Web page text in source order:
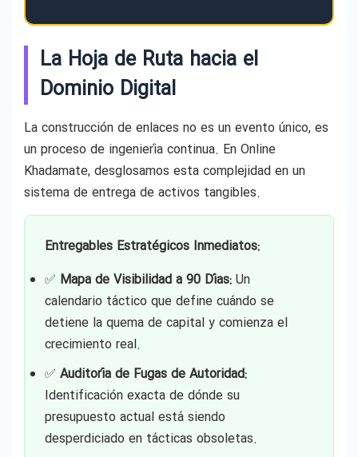
La Hoja de Ruta hacia el
Dominio Digital
La construcción de enlaces no es un evento único, es
un proceso de ingeniería continua. En Online
Khadamate, desglosamos esta complejidad en un
sistema de entrega de activos tangibles.
Entregables Estratégicos Inmediatos:
✅ Mapa de Visibilidad a 90 Días: Un
calendario táctico que define cuándo se
detiene la quema de capital y comienza el
crecimiento real.
✅ Auditoría de Fugas de Autoridad:
Identificación exacta de dónde su
presupuesto actual está siendo
desperdiciado en tácticas obsoletas.